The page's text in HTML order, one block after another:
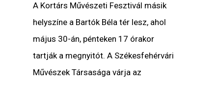
A Kortárs Művészeti Fesztivál másik
helyszíne a Bartók Béla tér lesz, ahol
május 30-án, pénteken 17 órakor
tartják a megnyitót. A Székesfehérvári
Művészek Társasága várja az